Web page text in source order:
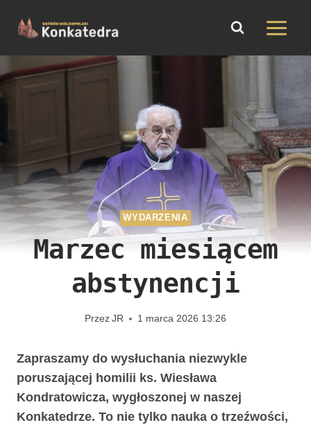
treści
WYDARZENIA
Marzec miesiącem
abstynencji
PrzezJR 1 marca 2026 13:26
Zapraszamy do wysłuchania niezwykle
poruszającej homilii ks. Wiesława
Kondratowicza, wygłoszonej w naszej
Konkatedrze. To nie tylko nauka o trzeźwości,